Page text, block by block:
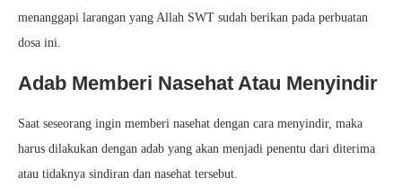
menanggapi larangan yang Allah SWT sudah berikan pada perbuatan
dosa ini.
Adab Memberi Nasehat Atau Menyindir
Saat seseorang ingin memberi nasehat dengan cara menyindir, maka
harus dilakukan dengan adab yang akan menjadi penentu dari diterima
atau tidaknya sindiran dan nasehat tersebut.